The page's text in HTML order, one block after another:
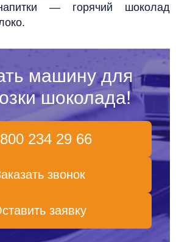
— горячий шоколад
машину для
шоколада!
234 29 66
звонок
заявку